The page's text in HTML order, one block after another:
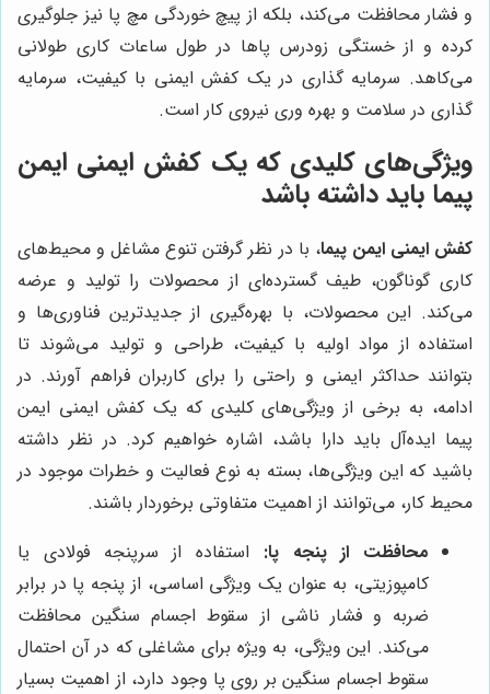
و فشار محافظت می‌کند، بلکه از پیچ خوردگی مچ پا نیز جلوگیری
کرده و از خستگی زودرس پاها در طول ساعات کاری طولانی
می‌کاهد. سرمایه گذاری در یک کفش ایمنی با کیفیت، سرمایه
گذاری در سلامت و بهره وری نیروی کار است.
ویژگی‌های کلیدی که یک کفش ایمنی ایمن
پیما باید داشته باشد
کفش ایمنی ایمن پیما، با در نظر گرفتن تنوع مشاغل و محیط‌های
کاری گوناگون، طیف گسترده‌ای از محصولات را تولید و عرضه
می‌کند. این محصولات، با بهره‌گیری از جدیدترین فناوری‌ها و
استفاده از مواد اولیه با کیفیت، طراحی و تولید می‌شوند تا
بتوانند حداکثر ایمنی و راحتی را برای کاربران فراهم آورند. در
ادامه، به برخی از ویژگی‌های کلیدی که یک کفش ایمنی ایمن
پیما ایده‌آل باید دارا باشد، اشاره خواهیم کرد. در نظر داشته
باشید که این ویژگی‌ها، بسته به نوع فعالیت و خطرات موجود در
محیط کار، می‌توانند از اهمیت متفاوتی برخوردار باشند.
محافظت از پنجه پا: استفاده از سرپنجه فولادی یا
کامپوزیتی، به عنوان یک ویژگی اساسی، از پنجه پا در برابر
ضربه و فشار ناشی از سقوط اجسام سنگین محافظت
می‌کند. این ویژگی، به ویژه برای مشاغلی که در آن احتمال
سقوط اجسام سنگین بر روی پا وجود دارد، از اهمیت بسیار